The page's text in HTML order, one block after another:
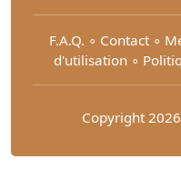
F.A.Q. ∘ Contact ∘
d'utilisation∘
Copyright